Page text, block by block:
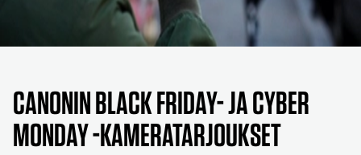
Canonin Black Friday- ja Cyber
Monday -kameratarjoukset